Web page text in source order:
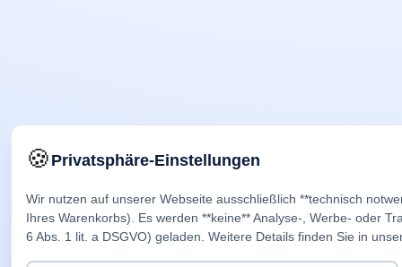
🍪Privatsphäre-Einstellungen
Wir nutzen auf unserer Webseite ausschließlich **technisch
Ihres Warenkorbs). Es werden **keine** Analyse-, Werbe- oder
6 Abs. 1 lit. a DSGVO) geladen. Weitere Details finden Sie in